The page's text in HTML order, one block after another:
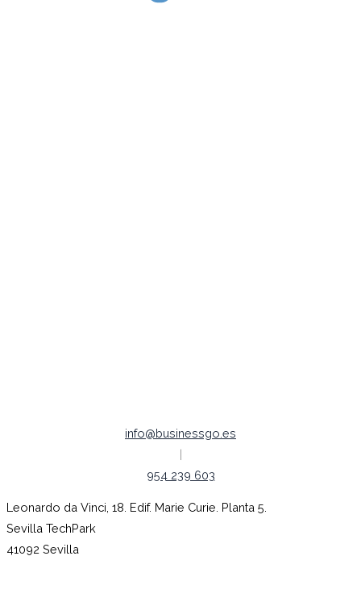
info@businessgo.es
|
954 239 603
Leonardo da Vinci, 18. Edif. Marie Curie. Planta 5.
Sevilla TechPark
41092 Sevilla